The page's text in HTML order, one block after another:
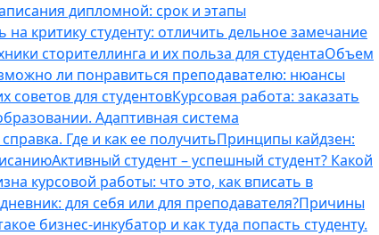
дипломной: срок и этапы
на критику студенту: отличить дельное замечание
сторителлинга и их польза для студентаОбъем
ли понравиться преподавателю: нюансы
советов для студентовКурсовая работа: заказать
Адаптивная система
Где и как ее получитьПринципы кайдзен:
Активный студент – успешный студент? Какой
курсовой работы: что это, как вписать в
для себя или для преподавателя?Причины
бизнес-инкубатор и как туда попасть студенту.